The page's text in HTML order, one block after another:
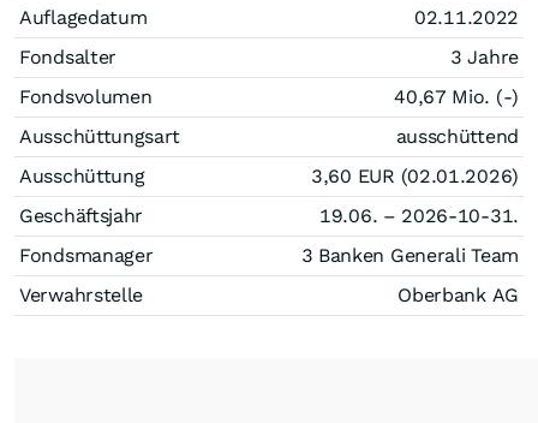
Auflagedatum
02.11.2022
Fondsalter
3 Jahre
Fondsvolumen
40,67 Mio. (-)
Ausschüttungsart
ausschüttend
Ausschüttung
3,60 EUR (02.01.2026)
Geschäftsjahr
19.06. – 2026-10-31.
Fondsmanager
3 Banken Generali Team
Verwahrstelle
Oberbank AG